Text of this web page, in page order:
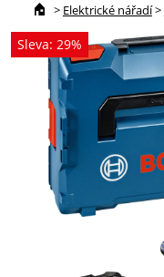
> Elektrické nářadí>
Sleva: 29%